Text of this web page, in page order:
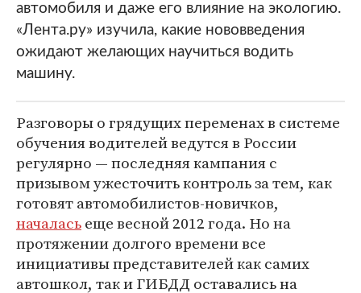
автомобиля и даже его влияние на экологию.
«Лента.ру» изучила, какие нововведения
ожидают желающих научиться водить
машину.
Разговоры о грядущих переменах в системе
обучения водителей ведутся в России
регулярно — последняя кампания с
призывом ужесточить контроль за тем, как
готовят автомобилистов-новичков,
началасьеще весной 2012 года. Но на
протяжении долгого времени все
инициативы представителей как самих
автошкол, так и ГИБДД оставались на